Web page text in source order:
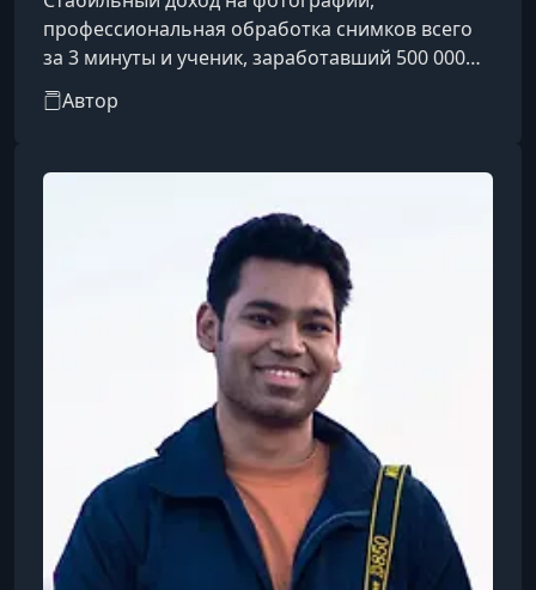
профессиональная обработка снимков всего
за 3 минуты и ученик, заработавший 500 000
рублей за неделю — всё это результат 7+ лет
опыта и более 132 000 подписчиков в
Автор